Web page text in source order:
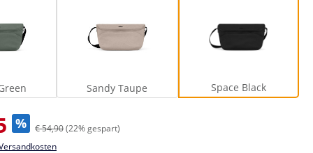
Green
Sandy Taupe
Sandy Taupe
Space Black
Space Black
% € 54,90(22% gespart)